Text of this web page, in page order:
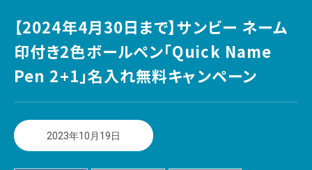
【2024年4月30日まで】サンビー ネーム
印付き2色ボールペン「Quick Name
Pen 2+1」名入れ無料キャンペーン
2023年10月19日